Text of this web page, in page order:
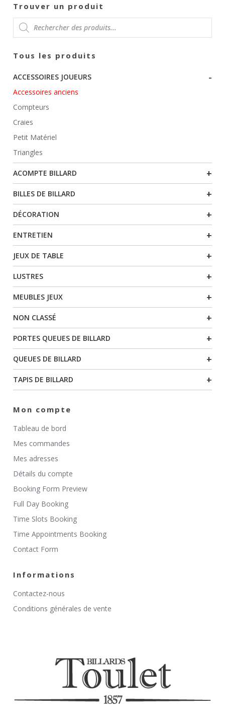
Trouver un produit
RECHERCHE
DE
PRODUITS
Tous les produits
ACCESSOIRES JOUEURS -
Accessoires anciens
Compteurs
Craies
Petit Matériel
Triangles
ACOMPTE BILLARD +
BILLES DE BILLARD +
DÉCORATION +
ENTRETIEN +
JEUX DE TABLE +
LUSTRES +
MEUBLES JEUX +
NON CLASSÉ +
PORTES QUEUES DE BILLARD +
QUEUES DE BILLARD +
TAPIS DE BILLARD +
Mon compte
Tableau de bord
Mes commandes
Mes adresses
Détails du compte
Booking Form Preview
Full Day Booking
Time Slots Booking
Time Appointments Booking
Contact Form
Informations
Contactez-nous
Conditions générales de vente